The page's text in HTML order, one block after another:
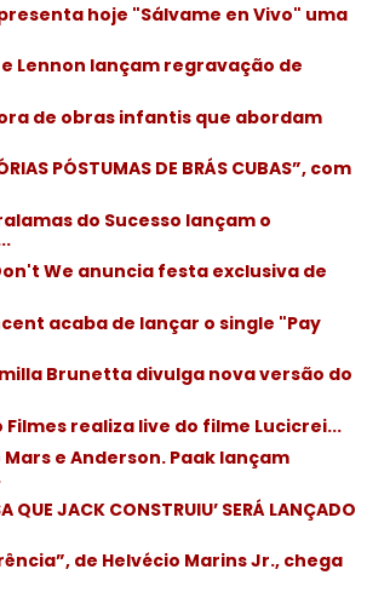
hoje "Sálvame en Vivo" uma
Lennon lançam regravação de
de obras infantis que abordam
PÓSTUMAS DE BRÁS CUBAS”, com
do Sucesso lançam o
We anuncia festa exclusiva de
acaba de lançar o single "Pay
Brunetta divulga nova versão do
Filmes realiza live do filme Lucicrei...
e Anderson. Paak lançam
QUE JACK CONSTRUIU’ SERÁ LANÇADO
de Helvécio Marins Jr., chega